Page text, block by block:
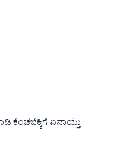
ಕೆಂಚಬೆಕ್ಕಿಗೆ ಏನಾಯ್ತು